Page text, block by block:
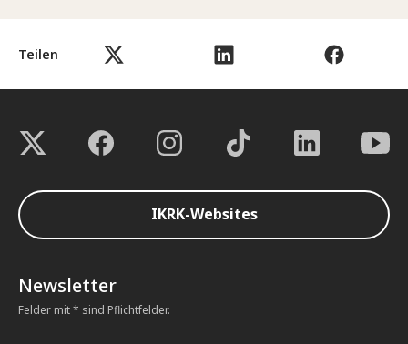
Teilen
IKRK-Websites
Newsletter
Felder mit * sind Pflichtfelder.